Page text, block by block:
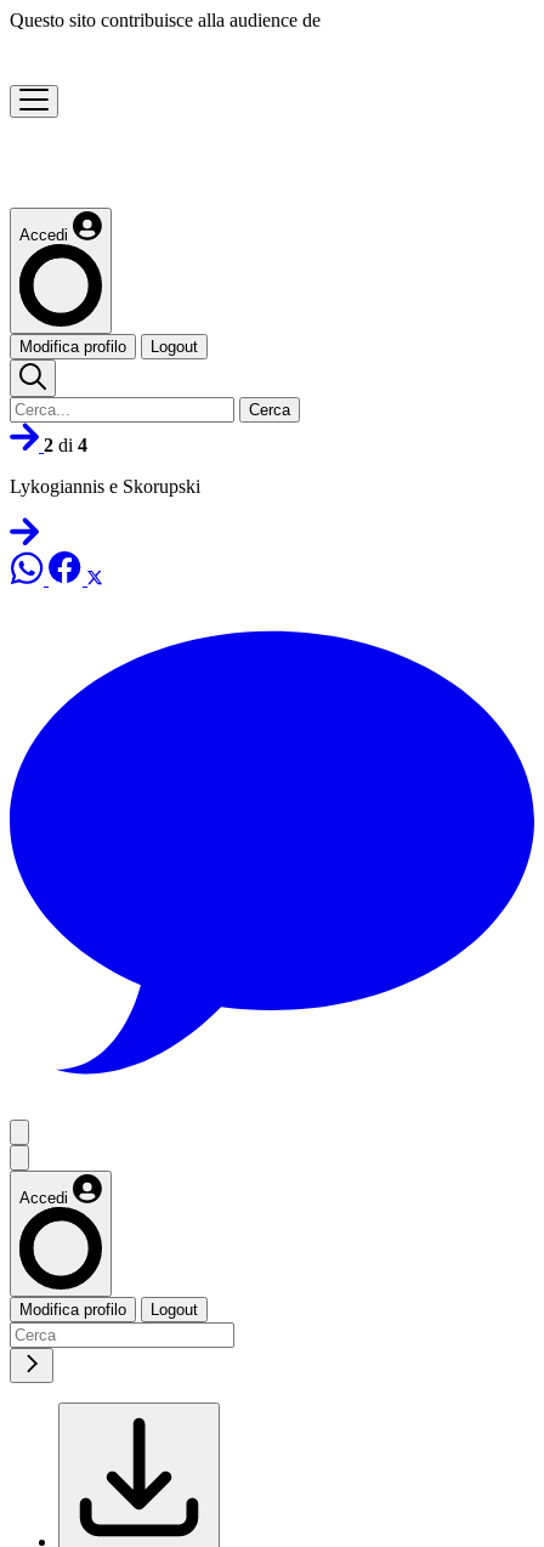
Questo sito contribuisce alla audience de
Accedi
Modifica profilo Logout
Cerca
2 di 4
Lykogiannis e Skorupski
Accedi
Modifica profilo Logout